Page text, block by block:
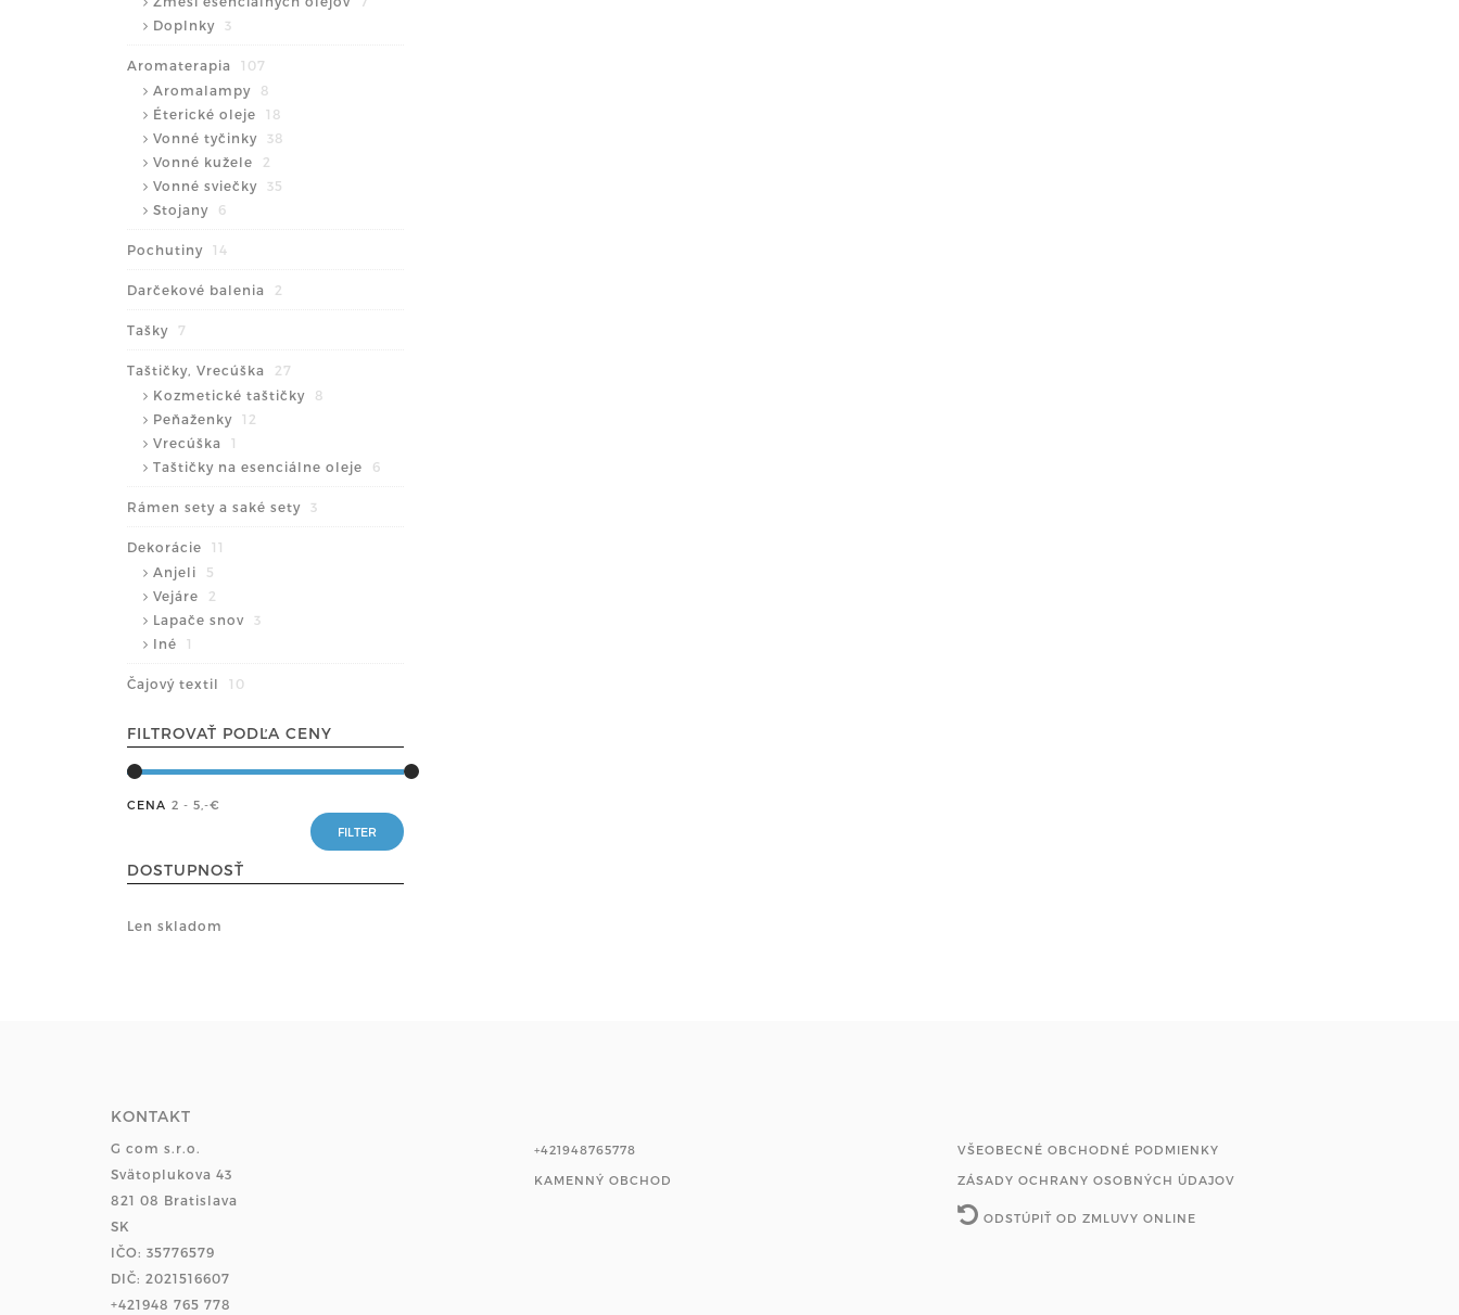
Doplnky
3
Aromaterapia
107
Aromalampy
8
Éterické oleje
18
Vonné tyčinky
38
Vonné kužele
2
Vonné sviečky
35
Stojany
6
Pochutiny 14
Darčekové balenia 2
Tašky 7
Taštičky, Vrecúška
27
Kozmetické taštičky
8
Peňaženky
12
Vrecúška
1
Taštičky na esenciálne oleje
6
Rámen sety a saké sety 3
Dekorácie
11
Anjeli
5
Vejáre
2
Lapače snov
3
Iné
1
Čajový textil 10
FILTROVAŤ PODĽA CENY
CENA 2 - 5 ,-€
DOSTUPNOSŤ
Len skladom
KONTAKT
G com s.r.o.
Svätoplukova 43
821 08 Bratislava
SK
IČO: 35776579
DIČ: 2021516607
+421948 765 778
+421948765778
KAMENNÝ OBCHOD
VŠEOBECNÉ OBCHODNÉ PODMIENKY
ZÁSADY OCHRANY OSOBNÝCH ÚDAJOV
ODSTÚPIŤ OD ZMLUVY ONLINE